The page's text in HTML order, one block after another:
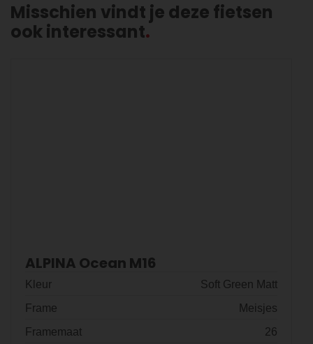
Misschien vindt je deze fietsen
ook interessant
ALPINA Ocean M16
Kleur
Soft Green Matt
Frame
Meisjes
Framemaat
26